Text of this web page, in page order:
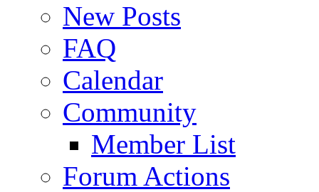
New Posts
FAQ
Calendar
Community
Member List
Forum Actions